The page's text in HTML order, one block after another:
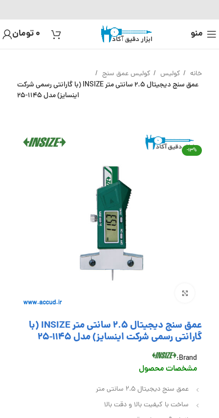
منو 0تومان
خانه کولیس کولیس عمق سنج
عمق سنج دیجیتال 2.5 سانتی متر INSIZE (با گارانتی رسمی شرکت
اینسایز) مدل 1145-25
-13%
عمق سنج دیجیتال 2.5 سانتی متر INSIZE (با
گارانتی رسمی شرکت اینسایز) مدل 1145-25
Brand:
مشخصات محصول
عمق سنج دیجیتال 2.5 سانتی متر
ساخت با کیفیت بالا و دقت بالا